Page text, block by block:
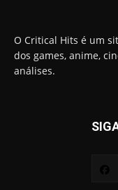
O Critical Hits é um
dos games, anime,
análises.